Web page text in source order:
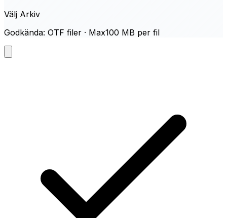
Välj Arkiv
Godkända: OTF filer · Max100 MB per fil